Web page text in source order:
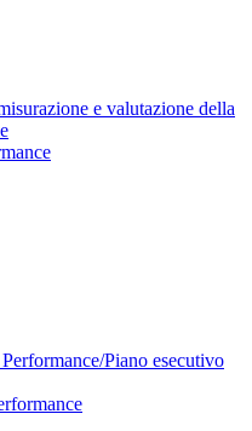
e valutazione della
Piano esecutivo